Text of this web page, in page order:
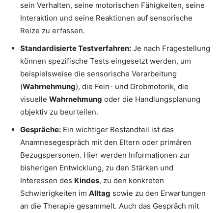
sein Verhalten, seine motorischen Fähigkeiten, seine
Interaktion und seine Reaktionen auf sensorische
Reize zu erfassen.
Standardisierte Testverfahren: Je nach Fragestellung
können spezifische Tests eingesetzt werden, um
beispielsweise die sensorische Verarbeitung
(Wahrnehmung), die Fein- und Grobmotorik, die
visuelle Wahrnehmung oder die Handlungsplanung
objektiv zu beurteilen.
Gespräche: Ein wichtiger Bestandteil ist das
Anamnesegespräch mit den Eltern oder primären
Bezugspersonen. Hier werden Informationen zur
bisherigen Entwicklung, zu den Stärken und
Interessen des Kindes, zu den konkreten
Schwierigkeiten im Alltag sowie zu den Erwartungen
an die Therapie gesammelt. Auch das Gespräch mit